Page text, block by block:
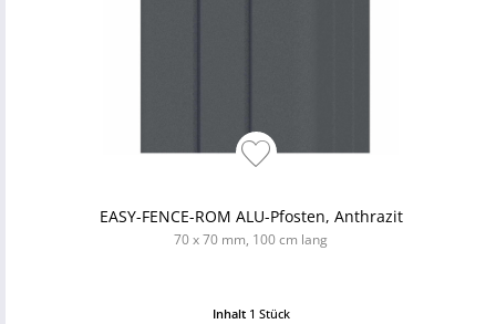
EASY-FENCE-ROM ALU-Pfosten, Anthrazit
70 x 70 mm, 100 cm lang
Inhalt 1 Stück